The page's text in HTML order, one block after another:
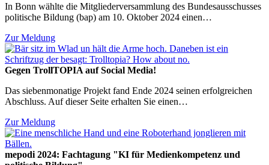
In Bonn wählte die Mitgliederversammlung des Bundesausschusses
politische Bildung (bap) am 10. Oktober 2024 einen…
Zur Meldung
Gegen TrollTOPIA auf Social Media!
Das siebenmonatige Projekt fand Ende 2024 seinen erfolgreichen
Abschluss. Auf dieser Seite erhalten Sie einen…
Zur Meldung
mepodi 2024: Fachtagung "KI für Medienkompetenz und